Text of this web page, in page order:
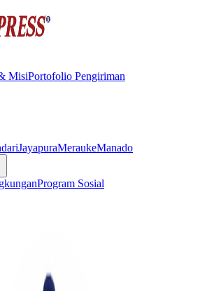
MisiPortofolio Pengiriman
JayapuraMeraukeManado
Program Sosial